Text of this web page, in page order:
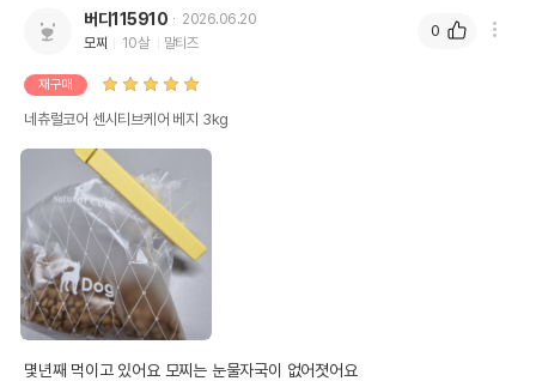
버디115910
2026.06.20
모찌
10살 말티즈
재구매
네츄럴코어 센시티브케어 베지 3kg
몇년째 먹이고 있어요 모찌는 눈물자국이 없어졋어요
0